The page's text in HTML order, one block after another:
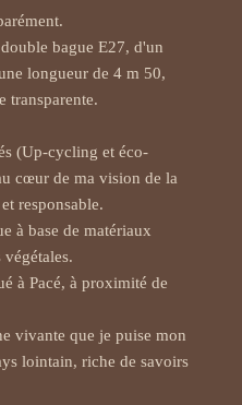
bague E27, d'un
longueur de 4 m 50,
transparente.
(Up-cycling et éco-
cœur de ma vision de la
responsable.
à base de matériaux
végétales.
à Pacé, à proximité de
vivante que je puise mon
lointain, riche de savoirs